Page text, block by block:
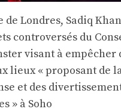
de Londres, Sadiq
controversés du
visant à empêcher
lieux « proposant de
et des
» à Soho